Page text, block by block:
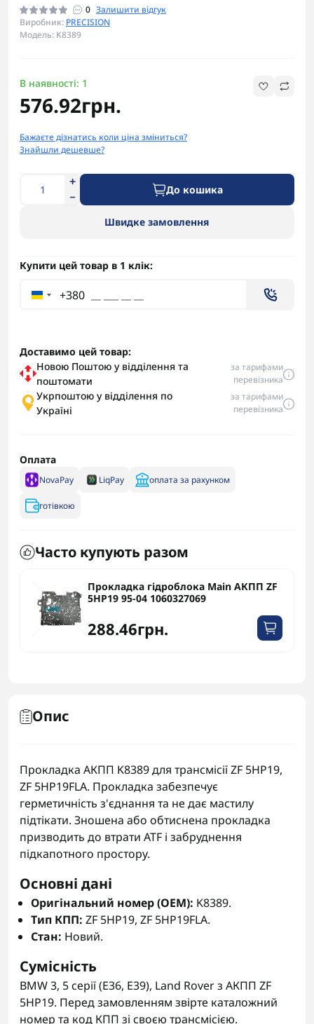
0 Залишити відгук
Виробник: PRECISION
Модель: K8389
В наявності: 1
576.92грн.
Бажаєте дізнатись коли ціна зміниться?
Знайшли дешевше?
До кошика
Швидке замовлення
Купити цей товар в 1 клік:
+380
Доставимо цей товар:
Новою Поштою у відділення та
поштомати
за тарифами
перевізника
Укрпоштою у відділення по
Україні
за тарифами
перевізника
Оплата
NovaPay LiqPay оплата за рахунком
готівкою
Часто купують разом
Прокладка гідроблока Main АКПП ZF
5HP19 95-04 1060327069
288.46грн.
Опис
Прокладка АКПП K8389 для трансмісії ZF 5HP19,
ZF 5HP19FLA. Прокладка забезпечує
герметичність з'єднання та не дає мастилу
підтікати. Зношена або обтиснена прокладка
призводить до втрати ATF і забруднення
підкапотного простору.
Основні дані
Оригінальний номер (OEM): K8389.
Тип КПП: ZF 5HP19, ZF 5HP19FLA.
Стан: Новий.
Сумісність
BMW 3, 5 серії (E36, E39), Land Rover з АКПП ZF
5HP19. Перед замовленням звірте каталожний
номер та код КПП зі своєю трансмісією.